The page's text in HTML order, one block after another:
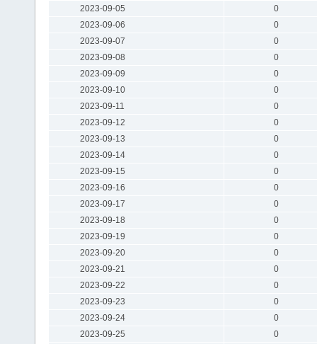
2023-09-05
0
2023-09-06
0
2023-09-07
0
2023-09-08
0
2023-09-09
0
2023-09-10
0
2023-09-11
0
2023-09-12
0
2023-09-13
0
2023-09-14
0
2023-09-15
0
2023-09-16
0
2023-09-17
0
2023-09-18
0
2023-09-19
0
2023-09-20
0
2023-09-21
0
2023-09-22
0
2023-09-23
0
2023-09-24
0
2023-09-25
0